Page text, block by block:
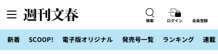
検索 ログイン 会員登録
新着 SCOOP! 電子版オリジナル 発売号一覧 ランキング 連載